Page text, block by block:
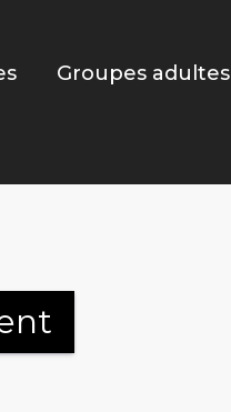
Groupes adultes